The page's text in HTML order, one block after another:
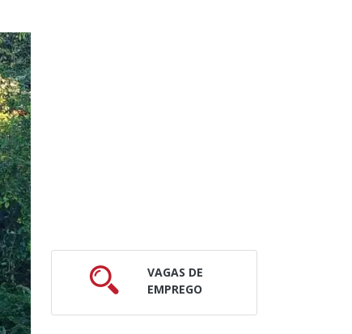
VAGAS DE
EMPREGO